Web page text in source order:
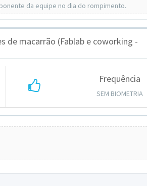
da equipe no dia do rompimento.
de macarrão (Fablab e coworking -
Frequência
SEM BIOMETRIA